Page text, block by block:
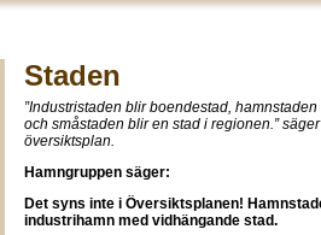
Staden
”Industristaden blir boendestad,
och småstaden blir en stad i regionen.”
översiktsplan.
Hamngruppen säger:
Det syns inte i Översiktsplanen!
industrihamn med vidhängande stad.